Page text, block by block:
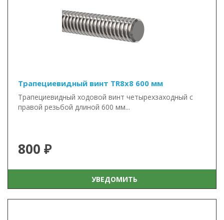
Трапециевидный винт TR8x8 600 мм
Трапециевидный ходовой винт четырехзаходный с
правой резьбой длиной 600 мм...
800 ₽
УВЕДОМИТЬ